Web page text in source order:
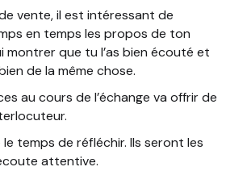
vente, il est intéressant de
en temps les propos de ton
que tu l’as bien écouté et
de la même chose.
au cours de l’échange va offrir de
temps de réfléchir. Ils seront les
attentive.